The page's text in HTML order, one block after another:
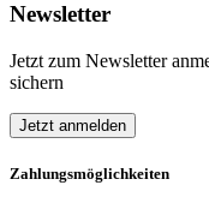
Newsletter
Jetzt zum Newsletter
sichern
Jetzt anmelden
Zahlungsmöglichkeiten